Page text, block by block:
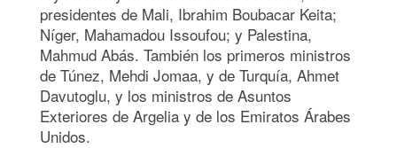
presidentes de Mali, Ibrahim Boubacar Keita;
Níger, Mahamadou Issoufou; y Palestina,
Mahmud Abás. También los primeros ministros
de Túnez, Mehdi Jomaa, y de Turquía, Ahmet
Davutoglu, y los ministros de Asuntos
Exteriores de Argelia y de los Emiratos Árabes
Unidos.